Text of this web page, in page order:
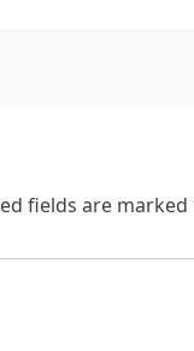
fields are marked